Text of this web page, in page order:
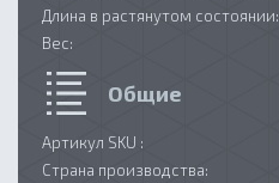
Длина в растянутом состоянии:
Вес:
Общие
Артикул SKU :
Страна производства: